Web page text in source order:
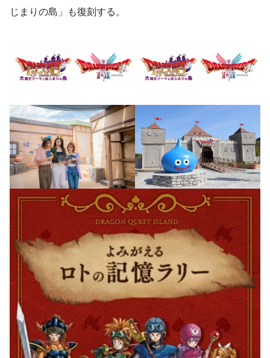
じまりの島」も復刻する。